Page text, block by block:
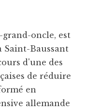
oncle, est
Saint-Baussant
d'une des
de réduire
en
allemande